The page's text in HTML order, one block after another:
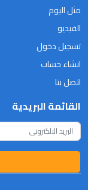
مثل اليوم
الفيديو
تسجيل دخول
انشاء حساب
اتصل بنا
القائمة البريدية